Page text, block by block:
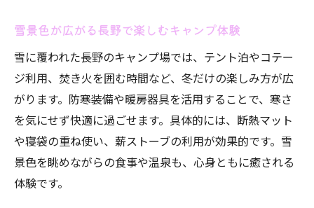
新しい長野県キャンプ場で味わう雪上体験
快適な冬キャンプのための準備ポイントへ
快適な冬キャンプなら長野県が最適
設備充実の長野県キャンプ場で安心冬キャ
ンプ
通年営業の長野キャンプ場で快適に過ごす
秘訣
雪景色が広がる長野で楽しむキャンプ体験
雪に覆われた長野のキャンプ場では、テント泊やコテー
ジ利用、焚き火を囲む時間など、冬だけの楽しみ方が広
がります。防寒装備や暖房器具を活用することで、寒さ
を気にせず快適に過ごせます。具体的には、断熱マット
や寝袋の重ね使い、薪ストーブの利用が効果的です。雪
景色を眺めながらの食事や温泉も、心身ともに癒される
体験です。